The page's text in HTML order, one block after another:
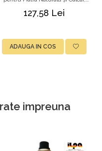
PRO TEX, 1L
127,58 Lei
ADAUGA IN COS
impreuna